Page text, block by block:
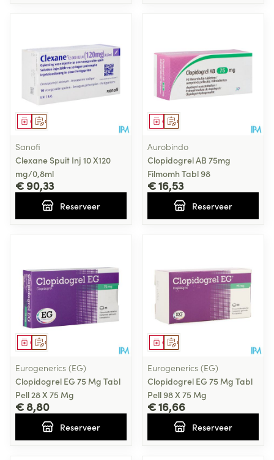
Op voorschrift
Geneesmiddel
Sanofi
Clexane Spuit Inj 10 X120
mg/0,8ml
€ 90,33
Reserveer
Op voorschrift
Geneesmiddel
Aurobindo
Clopidogrel AB 75mg
Filmomh Tabl 98
€ 16,53
Reserveer
Op voorschrift
Geneesmiddel
Eurogenerics (EG)
Clopidogrel EG 75 Mg Tabl
Pell 28 X 75 Mg
€ 8,80
Reserveer
Op voorschrift
Geneesmiddel
Eurogenerics (EG)
Clopidogrel EG 75 Mg Tabl
Pell 98 X 75 Mg
€ 16,66
Reserveer